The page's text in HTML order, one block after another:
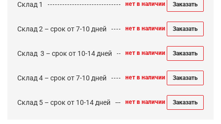
Склад 1 нет в наличии Заказать
Склад 2 – срок от 7-10 дней нет в наличии Заказать
Cклад 3 – срок от 10-14 дней нет в наличии Заказать
Склад 4 – срок от 7-10 дней нет в наличии Заказать
Склад 5 – срок от 10-14 дней нет в наличии Заказать